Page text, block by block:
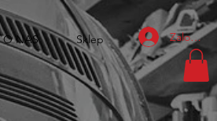
O NAS Sklep Zaloguj się